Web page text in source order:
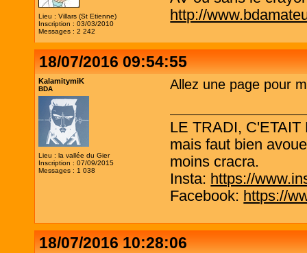
Lieu : Villars (St Etienne)
Inscription : 03/03/2010
Messages : 2 242
http://
18/07/2016 09:54:55
KalamitymiK
BDA
Lieu : la vallée du Gier
Inscription : 07/09/2015
Messages : 1 038
Allez une page pour
LE TRADI,
mais faut bien
moins cracra.
Insta: https://
Facebook: https://
18/07/2016 10:28:06